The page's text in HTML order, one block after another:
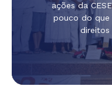
ações da
pouco do